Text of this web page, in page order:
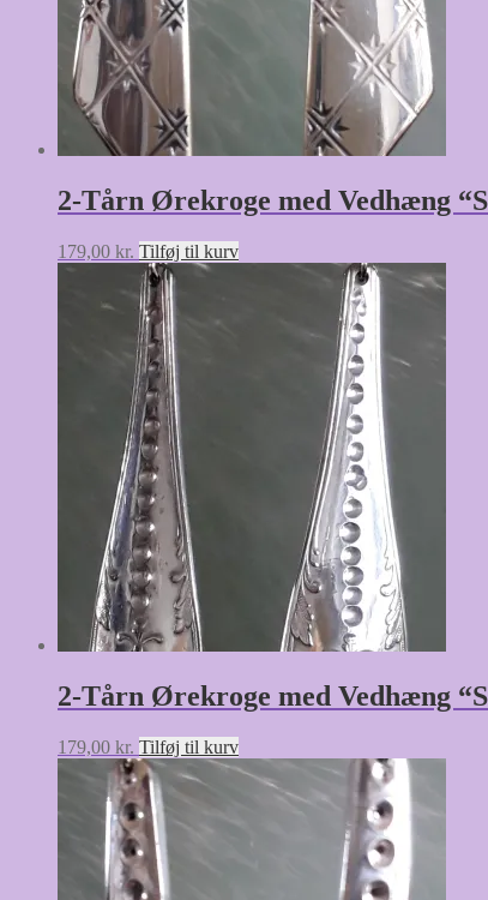
2-Tårn Ørekroge med Vedhæng
179,00 kr. Tilføj til kurv
2-Tårn Ørekroge med Vedhæng
179,00 kr. Tilføj til kurv